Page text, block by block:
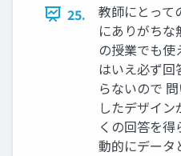
25.
教師にとって
にありがち
の授業でも使
はいえ必ず回
らないので
したデザイ
くの回答を
動的にデータ